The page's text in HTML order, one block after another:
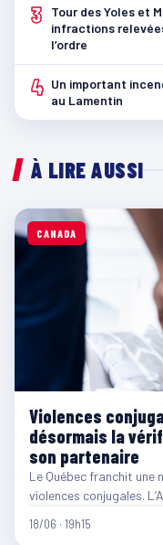
3
Tour des Yoles et
infractions
l’ordre
4 Un important
au Lamentin
À LIRE AUSSI
CANADA
Violences
désormais la
son partenaire
Le Québec franchit une
violences conjugales.
18/06 · 19h15